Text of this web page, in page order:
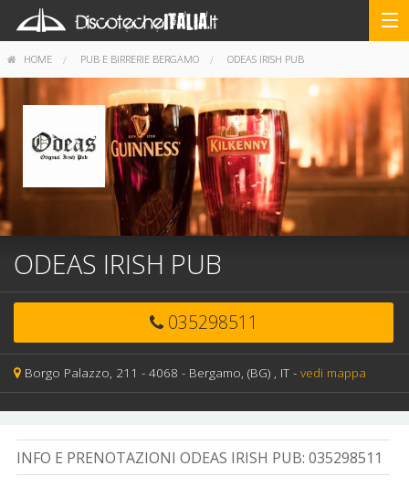
HOME PUB E BIRRERIE BERGAMO ODEAS IRISH PUB
ODEAS IRISH PUB
035298511
Borgo Palazzo, 211 - 4068 - Bergamo, (BG) , IT - vedi mappa
INFO E PRENOTAZIONI ODEAS IRISH PUB: 035298511